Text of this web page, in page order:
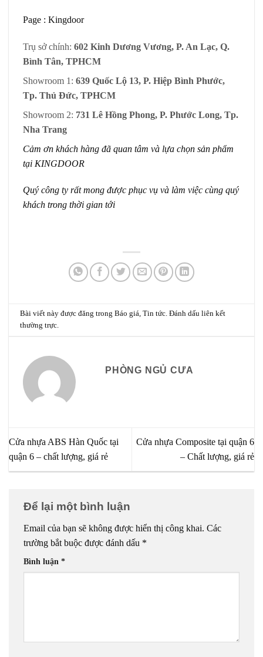
Page : Kingdoor
Trụ sở chính: 602 Kinh Dương Vương, P. An Lạc, Q.
Bình Tân, TPHCM
Showroom 1: 639 Quốc Lộ 13, P. Hiệp Bình Phước,
Tp. Thủ Đức, TPHCM
Showroom 2: 731 Lê Hồng Phong, P. Phước Long, Tp.
Nha Trang
Cảm ơn khách hàng đã quan tâm và lựa chọn sản phẩm
tại KINGDOOR
Quý công ty rất mong được phục vụ và làm việc cùng quý
khách trong thời gian tới
Bài viết này được đăng trongBáo giá,Tin tức. Đánh dấuliên kết
thường trực.
PHÒNG NGỦ CƯA
Cửa nhựa ABS Hàn Quốc tại
quận 6 – chất lượng, giá rẻ
Cửa nhựa Composite tại quận 6
– Chất lượng, giá rẻ
Để lại một bình luận
Email của bạn sẽ không được hiển thị công khai. Các
trường bắt buộc được đánh dấu *
Bình luận *